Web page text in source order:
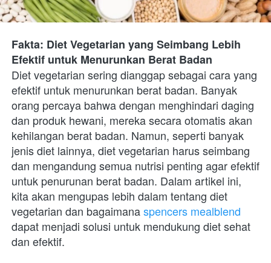
Fakta: Diet Vegetarian yang Seimbang Lebih
Efektif untuk Menurunkan Berat Badan
Diet vegetarian sering dianggap sebagai cara yang
efektif untuk menurunkan berat badan. Banyak
orang percaya bahwa dengan menghindari daging
dan produk hewani, mereka secara otomatis akan
kehilangan berat badan. Namun, seperti banyak
jenis diet lainnya, diet vegetarian harus seimbang
dan mengandung semua nutrisi penting agar efektif
untuk penurunan berat badan. Dalam artikel ini,
kita akan mengupas lebih dalam tentang diet
vegetarian dan bagaimana spencers mealblend
dapat menjadi solusi untuk mendukung diet sehat
dan efektif.